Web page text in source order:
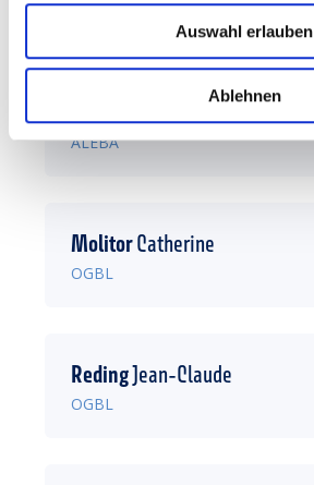
Auswahl erlauben
Ablehnen
LCGB
Roberto
ALEBA
MolitorCatherine
OGBL
RedingJean-Claude
OGBL